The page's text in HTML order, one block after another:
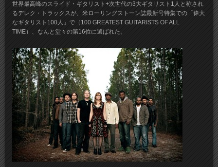
世界最高峰のスライド・ギタリスト+次世代の3大ギタリスト1人と称され
るデレク・トラックスが、米ローリングストーン誌最新号特集での「偉大
なギタリスト100人」で（100 GREATEST GUITARISTS OF ALL
TIME）、なんと堂々の第16位に選ばれた。